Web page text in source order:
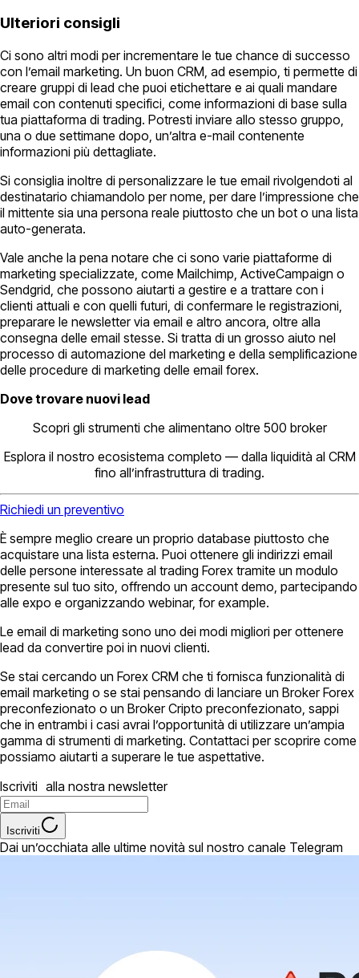
Ulteriori consigli
Ci sono altri modi per incrementare le tue chance di successo
con l’email marketing. Un buon CRM, ad esempio, ti permette di
creare gruppi di lead che puoi etichettare e ai quali mandare
email con contenuti specifici, come informazioni di base sulla
tua piattaforma di trading. Potresti inviare allo stesso gruppo,
una o due settimane dopo, un’altra e-mail contenente
informazioni più dettagliate.
Si consiglia inoltre di personalizzare le tue email rivolgendoti al
destinatario chiamandolo per nome, per dare l’impressione che
il mittente sia una persona reale piuttosto che un bot o una lista
auto-generata.
Vale anche la pena notare che ci sono varie piattaforme di
marketing specializzate, come Mailchimp, ActiveCampaign o
Sendgrid, che possono aiutarti a gestire e a trattare con i
clienti attuali e con quelli futuri, di confermare le registrazioni,
preparare le newsletter via email e altro ancora, oltre alla
consegna delle email stesse. Si tratta di un grosso aiuto nel
processo di automazione del marketing e della semplificazione
delle procedure di marketing delle email forex.
Dove trovare nuovi lead
Scopri gli strumenti che alimentano oltre 500 broker
Esplora il nostro ecosistema completo — dalla liquidità al CRM
fino all’infrastruttura di trading.
Richiedi un preventivo
È sempre meglio creare un proprio database piuttosto che
acquistare una lista esterna. Puoi ottenere gli indirizzi email
delle persone interessate al trading Forex tramite un modulo
presente sul tuo sito, offrendo un account demo, partecipando
alle expo e organizzando webinar, for example.
Le email di marketing sono uno dei modi migliori per ottenere
lead da convertire poi in nuovi clienti.
Se stai cercando un Forex CRM che ti fornisca funzionalità di
email marketing o se stai pensando di lanciare un Broker Forex
preconfezionato o un Broker Cripto preconfezionato, sappi
che in entrambi i casi avrai l’opportunità di utilizzare un’ampia
gamma di strumenti di marketing. Contattaci per scoprire come
possiamo aiutarti a superare le tue aspettative.
Iscriviti alla nostra newsletter
Iscriviti
Dai un’occhiata alle ultime novità sul nostro canale Telegram